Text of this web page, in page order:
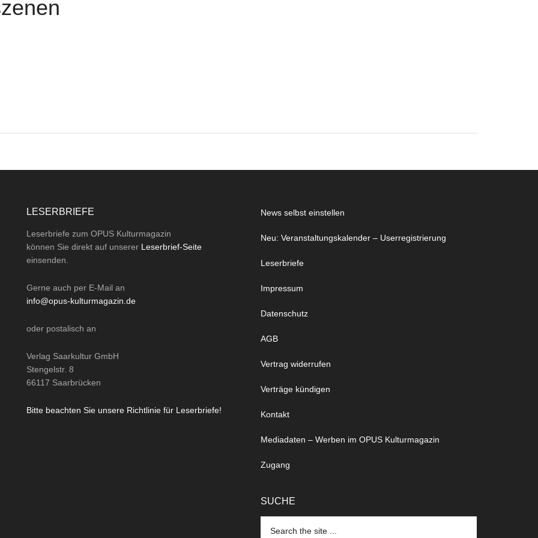
LESERBRIEFE
Leserbriefe zum OPUS Kulturmagazin
können Sie direkt auf unserer Leserbrief-Seite
einsenden.
Gerne auch per E-Mail an
info@opus-kulturmagazin.de
oder postalisch an
Verlag Saarkultur GmbH
Stengelstr. 8
66117 Saarbrücken
Bitte beachten Sie unsere Richtlinie für Leserbriefe!
News selbst einstellen
Neu: Veranstaltungskalender – Userregistrierung
Leserbriefe
Impressum
Datenschutz
AGB
Vertrag widerrufen
Verträge kündigen
Kontakt
Mediadaten – Werben im OPUS Kulturmagazin
Zugang
SUCHE
the